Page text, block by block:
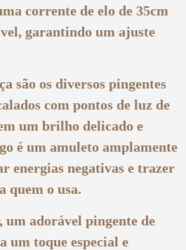
corrente de elo de 35cm
garantindo um ajuste
são os diversos pingentes
com pontos de luz de
um brilho delicado e
é um amuleto amplamente
energias negativas e trazer
quem o usa.
um adorável pingente de
um toque especial e